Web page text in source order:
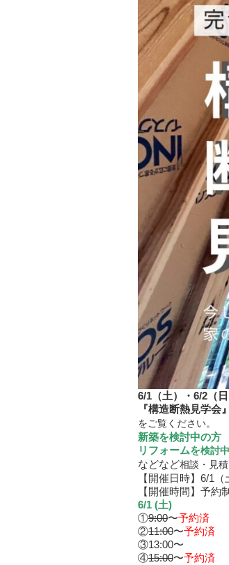
6/1（土）・6/2（
『構造断熱見学会』
をご覧ください。
新築を検討中の方
リフォームを検討
などなど相談・見
【開催日時】6/1（
【開催時間】予約
6/1 (土)
①9:00〜予約済
②11:00〜予約済
③13:00〜
④15:00〜予約済